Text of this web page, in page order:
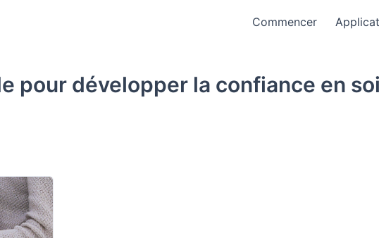
Commencer
pour développer la confiance en